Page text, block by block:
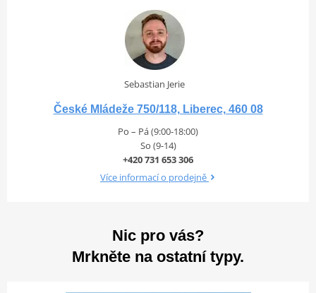
Sebastian Jerie
České Mládeže 750/118, Liberec, 460 08
Po – Pá (9:00-18:00)
So (9-14)
+420 731 653 306
Více informací o prodejně
Nic pro vás?
Mrkněte na ostatní typy.